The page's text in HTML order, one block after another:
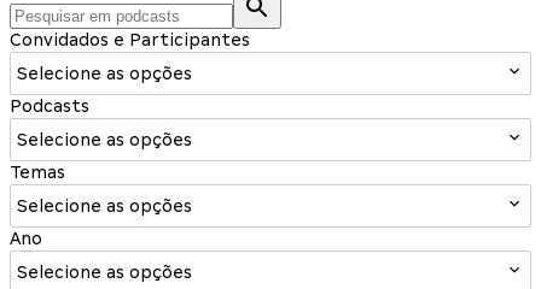
Convidados e Participantes
Selecione as opções
Podcasts
Selecione as opções
Temas
Selecione as opções
Ano
Selecione as opções